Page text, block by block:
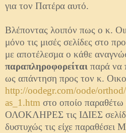
για τον Πατέρα αυτό.
Βλέποντας λοιπόν πως ο κ.
μόνο τις μισές σελίδες στο
με αποτέλεσμα ο κάθε
παραπληροφορείται παρά να
ως απάντηση προς τον κ.
http://oodegr.com/oode/
as_1.htm στο οποίο παραθέτω
ΟΛΟΚΛΗΡΕΣ τις ΙΔΙΕΣ
δυστυχώς τις είχε